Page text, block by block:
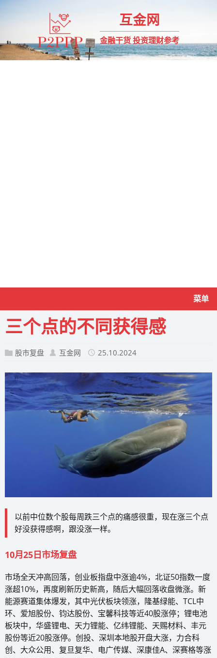
互金网
金融干货 投资理财参考
菜单
三个点的不同获得感
股市复盘 互金网 25.10.2024
以前中位数个股每周跌三个点的痛感很重，现在涨三个点
好没获得感啊，跟没涨一样。
10月25日市场复盘
市场全天冲高回落，创业板指盘中涨逾4%，北证50指数一度
涨超10%，再度刷新历史新高，随后大幅回落收盘微涨。新
能源赛道集体爆发，其中光伏板块领涨，隆基绿能、TCL中
环、爱旭股份、钧达股份、宝馨科技等近40股涨停；锂电池
板块中，华盛锂电、天力锂能、亿纬锂能、天赐材料、丰元
股份等近20股涨停。创投、深圳本地股开盘大涨，力合科
创、大众公用、复旦复华、电广传媒、深康佳A、深赛格等涨